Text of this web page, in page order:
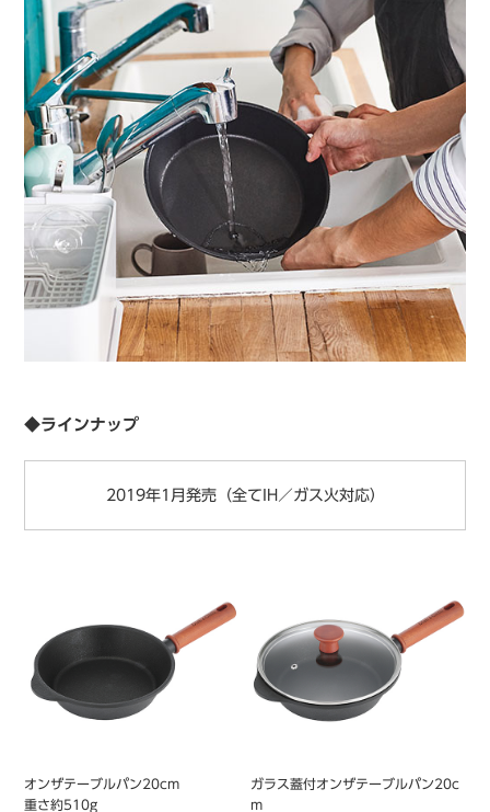
◆ラインナップ
2019年1月発売（全てIH／ガス火対応）
オンザテーブルパン20cm
重さ約510g
ガラス蓋付オンザテーブルパン20c
m